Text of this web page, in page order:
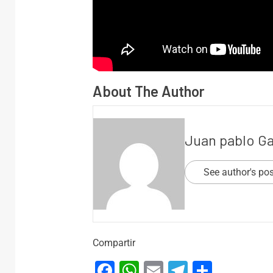
About The Author
Juan pablo
See author's
Compartir